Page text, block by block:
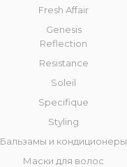
Fresh Affair
Genesis
Reflection
Resistance
Soleil
Specifique
Styling
Бальзамы и кондиционеры
Маски для волос